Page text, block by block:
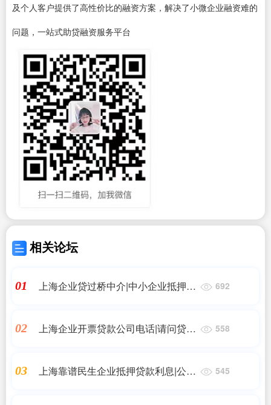
及个人客户提供了高性价比的融资方案，解决了小微企业融资难的
问题，一站式助贷融资服务平台
相关论坛
01
上海企业贷过桥中介|中小企业抵押贷
692
02
上海企业开票贷款公司电话|请问贷款
558
03
上海靠谱民生企业抵押贷款利息|公司
545